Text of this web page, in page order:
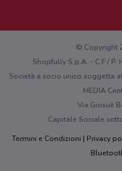
Hai un malfunzionamento sul
© Copyright
Shopfully S.p.A. - C.F / P.
Società a socio unico soggetta
MEDIA
Via Giosuè
Capitale Sociale
Termini e Condizioni
Privacy